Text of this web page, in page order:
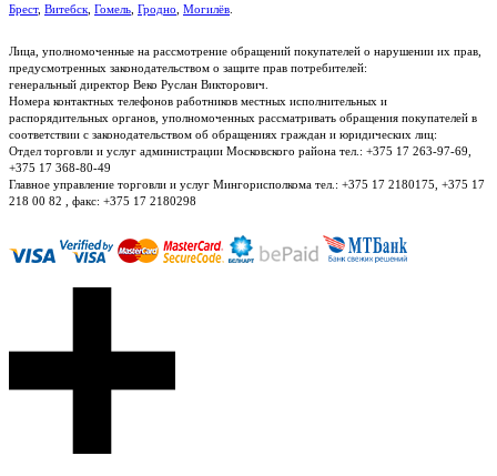
Брест, Витебск Гомель Гродно Могилёв
Лица, уполномоченные на рассмотрение обращений покупателей о нарушении их прав,
предусмотренных законодательством о защите прав потребителей:
генеральный директор Веко Руслан Викторович.
Номера контактных телефонов работников местных исполнительных и
распорядительных органов, уполномоченных рассматривать обращения покупателей в
соответствии с законодательством об обращениях граждан и юридических лиц:
Отдел торговли и услуг администрации Московского района тел.: +375 17 263-97-69,
+375 17 368-80-49
Главное управление торговли и услуг Мингорисполкома тел.: +375 17 2180175, +375 17
218 00 82 , факс: +375 17 2180298